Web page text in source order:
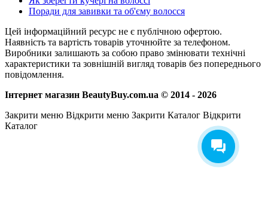
Поради для завивки та об'єму волосся
Цей інформаційний ресурс не є публічною офертою.
Наявність та вартість товарів уточнюйте за телефоном.
Виробники залишають за собою право змінювати технічні
характеристики та зовнішній вигляд товарів без попереднього
повідомлення.
Інтернет магазин BeautyBuy.com.ua © 2014 - 2026
Закрити меню Відкрити меню Закрити Каталог Відкрити
Каталог